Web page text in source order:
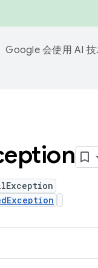
Google 会使用 AI